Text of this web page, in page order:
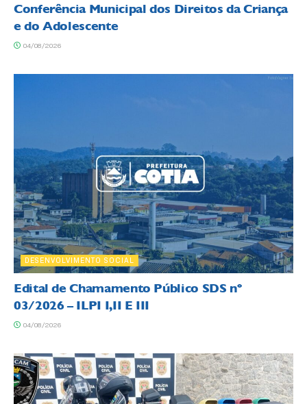
Conferência Municipal dos Direitos da Criança
e do Adolescente
04/08/2026
DESENVOLVIMENTO SOCIAL
Edital de Chamamento Público SDS nº
03/2026 – ILPI I,II E III
04/08/2026